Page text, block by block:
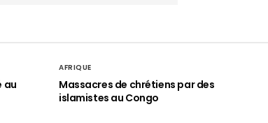
au
AFRIQUE
Massacres de chrétiens par des
islamistes au Congo